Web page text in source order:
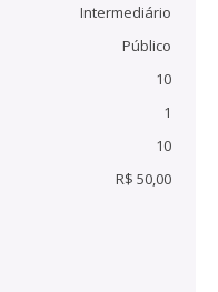
Intermediário
Público
10
1
10
R$ 50,00